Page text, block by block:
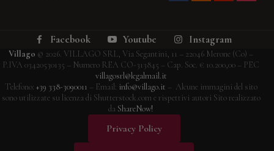
Facebook Youtube Instagram
Villago © 2026. VILLAGO SRL, Via Segantini, 11 – 22046 Merone (Co) –
P.IVA 03420530135 – Numero REA CO-313845 – Cap. Soc. € 10.200,00 – PEC
villagosrl@legalmail.it
Telefono: +39 338-3090011 – Email: info@villago.it – Alcune immagini del sito
sono utilizzate su licenza di Shutterstock.com e rispettivi autori Sito realizzato
da ShareNow!
Privacy Policy